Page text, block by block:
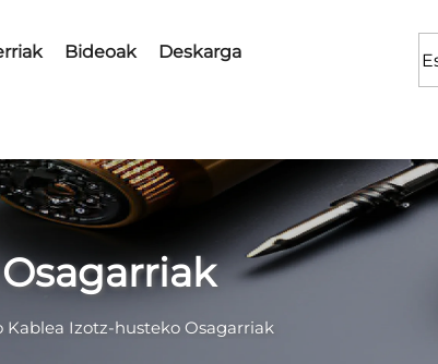
Bideoak Deskarga
Kablea Izotz-husteko Osagarriak